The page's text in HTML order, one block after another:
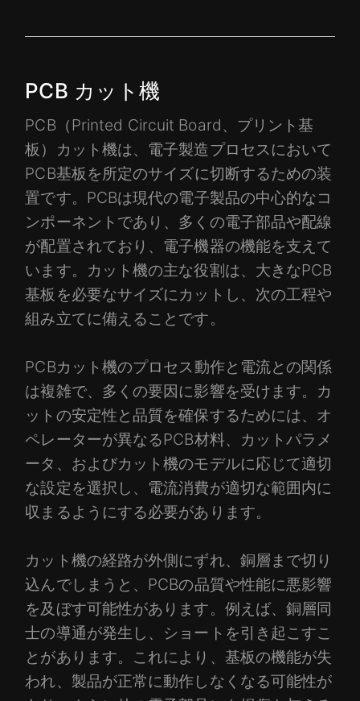
PCB カット機
PCB（Printed Circuit Board、プリント基
板）カット機は、電子製造プロセスにおいて
PCB基板を所定のサイズに切断するための装
置です。PCBは現代の電子製品の中心的なコ
ンポーネントであり、多くの電子部品や配線
が配置されており、電子機器の機能を支えて
います。カット機の主な役割は、大きなPCB
基板を必要なサイズにカットし、次の工程や
組み立てに備えることです。
PCBカット機のプロセス動作と電流との関係
は複雑で、多くの要因に影響を受けます。カ
ットの安定性と品質を確保するためには、オ
ペレーターが異なるPCB材料、カットパラメ
ータ、およびカット機のモデルに応じて適切
な設定を選択し、電流消費が適切な範囲内に
収まるようにする必要があります。
カット機の経路が外側にずれ、銅層まで切り
込んでしまうと、PCBの品質や性能に悪影響
を及ぼす可能性があります。例えば、銅層同
士の導通が発生し、ショートを引き起こすこ
とがあります。これにより、基板の機能が失
われ、製品が正常に動作しなくなる可能性が